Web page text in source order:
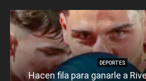
DEPORTES
Hacen fila para ganarle a